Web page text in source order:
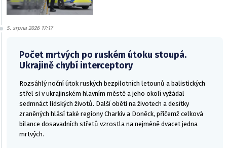
5. srpna 2026 17:17
Počet mrtvých po ruském útoku stoupá.
Ukrajině chybí interceptory
Rozsáhlý noční útok ruských bezpilotních letounů a balistických
střel si v ukrajinském hlavním městě a jeho okolí vyžádal
sedmnáct lidských životů. Další oběti na životech a desítky
zraněných hlásí také regiony Charkiv a Doněck, přičemž celková
bilance dosavadních střetů vzrostla na nejméně dvacet jedna
mrtvých.